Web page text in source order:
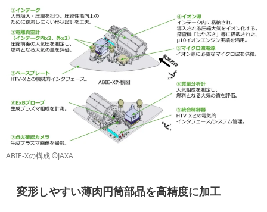
ABIE-Xの構成 ©JAXA
変形しやすい薄肉円筒部品を高精度に加工